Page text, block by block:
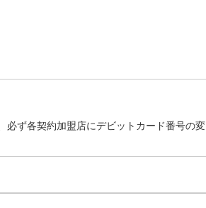
必ず各契約加盟店にデビットカード番号の変